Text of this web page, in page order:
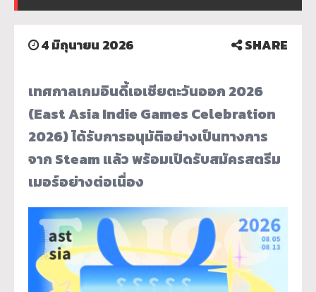
4 มิถุนายน 2026 SHARE
เทศกาลเกมอินดี้เอเชียตะวันออก 2026
(East Asia Indie Games Celebration
2026) ได้รับการอนุมัติอย่างเป็นทางการ
จาก Steam แล้ว พร้อมเปิดรับสมัครสตรีม
เมอร์อย่างต่อเนื่อง